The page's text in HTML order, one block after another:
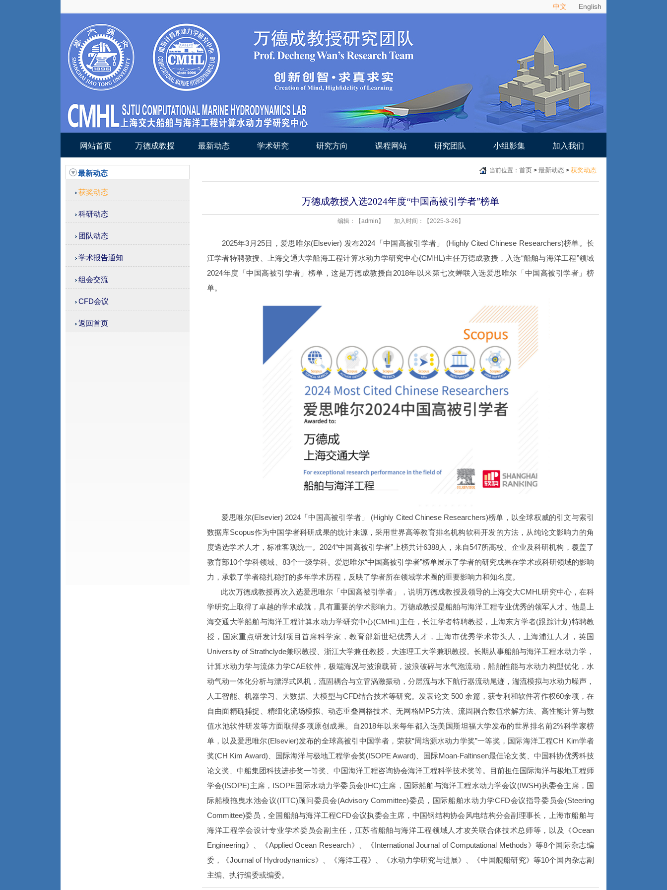
中文 English
网站首页 万德成教授 最新动态 学术研究 研究方向 课程网站 研究团队 小组影集 加入我们
最新动态
获奖动态
科研动态
团队动态
学术报告通知
组会交流
CFD会议
返回首页
当前位置： 首页 > 最新动态 > 获奖动态
万德成教授入选2024年度“中国高被引学者”榜单
编辑：【admin】 加入时间：【2025-3-26】
2025年3月25日，爱思唯尔(Elsevier) 发布2024「中国高被引学者」 (Highly Cited Chinese Researchers)榜单。长
江学者特聘教授、上海交通大学船海工程计算水动力学研究中心(CMHL)主任万德成教授，入选“船舶与海洋工程”领域
2024年度「中国高被引学者」榜单，这是万德成教授自2018年以来第七次蝉联入选爱思唯尔「中国高被引学者」榜
单。
爱思唯尔(Elsevier) 2024「中国高被引学者」 (Highly Cited Chinese Researchers)榜单，以全球权威的引文与索引
数据库Scopus作为中国学者科研成果的统计来源，采用世界高等教育排名机构软科开发的方法，从纯论文影响力的角
度遴选学术人才，标准客观统一。2024“中国高被引学者”上榜共计6388人，来自547所高校、企业及科研机构，覆盖了
教育部10个学科领域、83个一级学科。爱思唯尔“中国高被引学者”榜单展示了学者的研究成果在学术或科研领域的影响
力，承载了学者稳扎稳打的多年学术历程，反映了学者所在领域学术圈的重要影响力和知名度。
此次万德成教授再次入选爱思唯尔「中国高被引学者」，说明万德成教授及领导的上海交大CMHL研究中心，在科
学研究上取得了卓越的学术成就，具有重要的学术影响力。万德成教授是船舶与海洋工程专业优秀的领军人才。他是上
海交通大学船舶与海洋工程计算水动力学研究中心(CMHL)主任，长江学者特聘教授，上海东方学者(跟踪计划)特聘教
授，国家重点研发计划项目首席科学家，教育部新世纪优秀人才，上海市优秀学术带头人，上海浦江人才，英国
University of Strathclyde兼职教授、浙江大学兼任教授，大连理工大学兼职教授。长期从事船舶与海洋工程水动力学，
计算水动力学与流体力学CAE软件，极端海况与波浪载荷，波浪破碎与水气泡流动，船舶性能与水动力构型优化，水
动气动一体化分析与漂浮式风机，流固耦合与立管涡激振动，分层流与水下航行器流动尾迹，湍流模拟与水动力噪声，
人工智能、机器学习、大数据、大模型与CFD结合技术等研究。发表论文 500 余篇，获专利和软件著作权60余项，在
自由面精确捕捉、精细化流场模拟、动态重叠网格技术、无网格MPS方法、流固耦合数值求解方法、高性能计算与数
值水池软件研发等方面取得多项原创成果。自2018年以来每年都入选美国斯坦福大学发布的世界排名前2%科学家榜
单，以及爱思唯尔(Elsevier)发布的全球高被引中国学者，荣获“周培源水动力学奖”一等奖，国际海洋工程CH Kim学者
奖(CH Kim Award)、国际海洋与极地工程学会奖(ISOPE Award)、国际Moan-Faltinsen最佳论文奖、中国科协优秀科技
论文奖、中船集团科技进步奖一等奖、中国海洋工程咨询协会海洋工程科学技术奖等。目前担任国际海洋与极地工程师
学会(ISOPE)主席，ISOPE国际水动力学委员会(IHC)主席，国际船舶与海洋工程水动力学会议(IWSH)执委会主席，国
际船模拖曳水池会议(ITTC)顾问委员会(Advisory Committee)委员，国际船舶水动力学CFD会议指导委员会(Steering
Committee)委员，全国船舶与海洋工程CFD会议执委会主席，中国钢结构协会风电结构分会副理事长，上海市船舶与
海洋工程学会设计专业学术委员会副主任，江苏省船舶与海洋工程领域人才攻关联合体技术总师等，以及《Ocean
Engineering》、《Applied Ocean Research》、《International Journal of Computational Methods》等8个国际杂志编
委，《Journal of Hydrodynamics》、《海洋工程》、《水动力学研究与进展》、《中国舰船研究》等10个国内杂志副
主编、执行编委或编委。